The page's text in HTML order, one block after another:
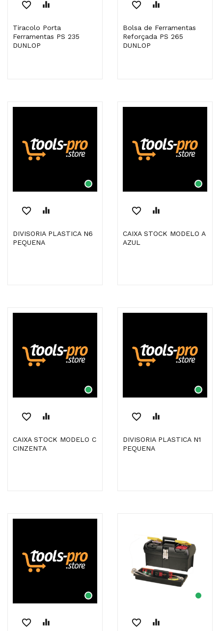
favorite_border equalizer
Tiracolo Porta
Ferramentas PS 235
DUNLOP
favorite_border equalizer
Bolsa de Ferramentas
Reforçada PS 265
DUNLOP
favorite_border equalizer
DIVISORIA PLASTICA N6
PEQUENA
favorite_border equalizer
CAIXA STOCK MODELO A
AZUL
favorite_border equalizer
CAIXA STOCK MODELO C
CINZENTA
favorite_border equalizer
DIVISORIA PLASTICA N1
PEQUENA
favorite_border equalizer favorite_border equalizer